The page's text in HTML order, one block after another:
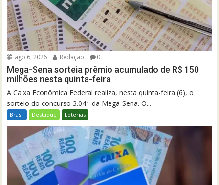
ago 6, 2026 Redação 0
Mega-Sena sorteia prêmio acumulado de R$ 150
milhões nesta quinta-feira
A Caixa Econômica Federal realiza, nesta quinta-feira (6), o
sorteio do concurso 3.041 da Mega-Sena. O...
Brasil Destaque Loterias